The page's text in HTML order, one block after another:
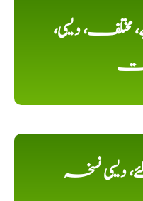
مختلف، دیسی،
دیسی نسخہ